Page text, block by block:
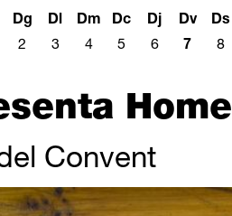
Dg
2
Dl
3
Dm
4
Dc
5
Dj
6
Dv
7
Ds
8
Home
Convent